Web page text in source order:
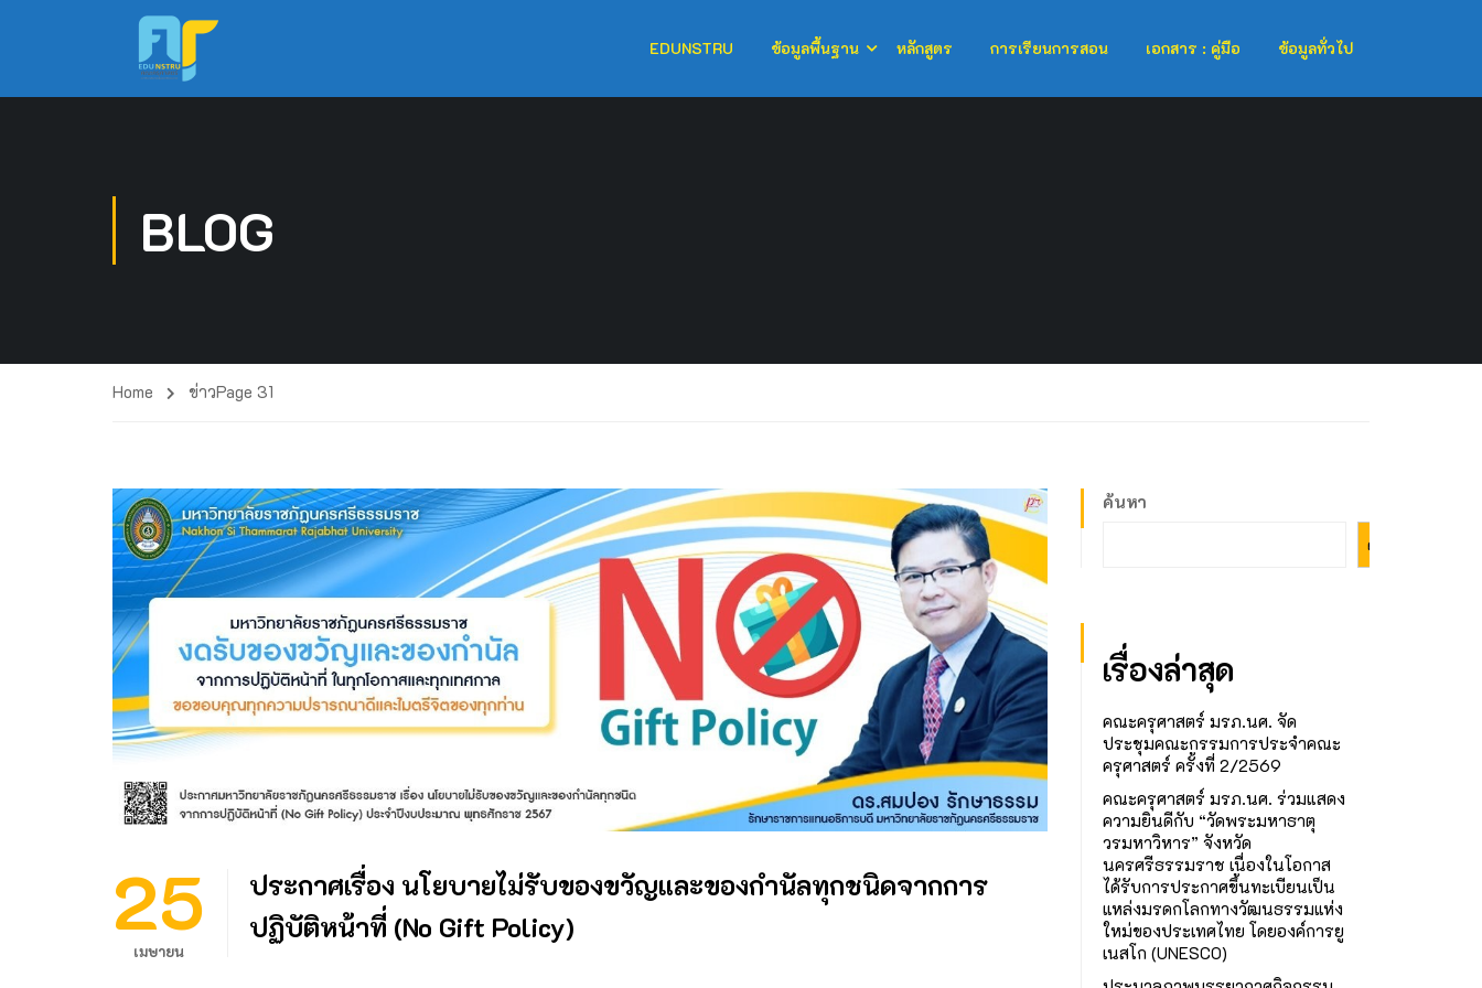
EDUNSTRU ข้อมูลพื้นฐาน หลักสูตร การเรียนการสอน เอกสาร : คู่มือ ข้อมูลทั่วไป
BLOG
Home ข่าวPage 31
25
เมษายน
ประกาศเรื่อง นโยบายไม่รับของขวัญและของกำนัลทุกชนิดจากการ
ปฏิบัติหน้าที่ (No Gift Policy)
ค้นหา
ค้นหา
เรื่องล่าสุด
คณะครุศาสตร์ มรภ.นศ. จัด
ประชุมคณะกรรมการประจำคณะ
ครุศาสตร์ ครั้งที่ 2/2569
คณะครุศาสตร์ มรภ.นศ. ร่วมแสดง
ความยินดีกับ “วัดพระมหาธาตุ
วรมหาวิหาร” จังหวัด
นครศรีธรรมราช เนื่องในโอกาส
ได้รับการประกาศขึ้นทะเบียนเป็น
แหล่งมรดกโลกทางวัฒนธรรมแห่ง
ใหม่ของประเทศไทย โดยองค์การยู
เนสโก (UNESCO)